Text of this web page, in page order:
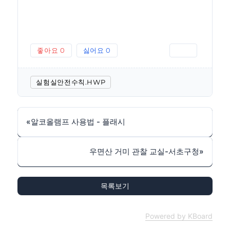
좋아요 0 싫어요 0
실험실안전수칙.HWP
«알코올램프 사용법 - 플래시
우면산 거미 관찰 교실-서초구청»
목록보기
Powered by KBoard